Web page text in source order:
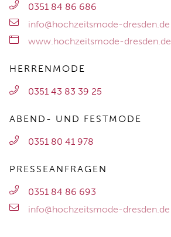
0351 84 86 686
info@hochzeitsmode-dresden.de
www.hochzeitsmode-dresden.de
HERRENMODE
0351 43 83 39 25
ABEND- UND FESTMODE
0351 80 41 978
PRESSEANFRAGEN
0351 84 86 693
info@hochzeitsmode-dresden.de